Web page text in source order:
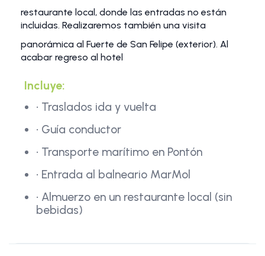
restaurante local, donde las entradas no están
incluidas. Realizaremos también una visita
panorámica al Fuerte de San Felipe (exterior). Al
acabar regreso al hotel
Incluye:
• Traslados ida y vuelta
• Guía conductor
• Transporte marítimo en Pontón
• Entrada al balneario MarMol
• Almuerzo en un restaurante local (sin
bebidas)